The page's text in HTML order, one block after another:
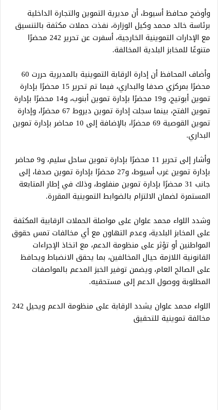
وأوضح محافظ أسيوط، أن مديرية التموين والتجارة الداخلية
برئاسة خالد محمد وكيل الوزارة، نفذت حملات مكثفة بالتنسيق
مع الإدارات التموينية الخارجية، أسفرت عن تحرير 242 محضرًا
متنوعًا للمخابز البلدية المخالفة.
وأضاف المحافظ أن إدارة الرقابة التموينية بالمديرية حررت 60
محضرًا بمركزي صدفا والبداري، فيما تم تحرير 15 محضرًا بإدارة
تموين أبوتيج، و19 محضرًا بإدارة تموين أبنوب، و14 محضرًا بإدارة
تموين الفتح، بينما سجلت إدارة تموين ديروط 67 محضرًا، وإدارة
تموين القوصية 69 محضرًا، بالإضافة إلى 10 محاضر بإدارة تموين
البداري.
وأشار إلى تحرير 11 محضرًا بإدارة تموين ساحل سليم، و9 محاضر
بإدارة تموين غرب أسيوط، و27 محضرًا بإدارة تموين صدفا، إلى
جانب 31 محضرًا بإدارة تموين منفلوط، وذلك في إطار المتابعة
المستمرة لضمان الالتزام بالضوابط التموينية المقررة.
وشدد اللواء محمد علوان على مواصلة الحملات الرقابية المكثفة
على المخابز البلدية، وعدم التهاون مع أي مخالفات تمس حقوق
المواطنين أو تؤثر على منظومة الدعم، مع اتخاذ الإجراءات
القانونية اللازمة حيال المخالفين، بما يحقق الانضباط ويحافظ
على الصالح العام، ويضمن توفير الخبز المدعم بالمواصفات
المطلوبة ووصول الدعم إلى مستحقيه.
اللواء محمد علوان يشدد الرقابة على منظومة الدعم ويحيل 242
مخالفة تموينية للتحقيق